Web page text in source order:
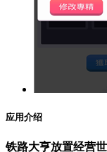
应用介绍
铁路大亨放置经营